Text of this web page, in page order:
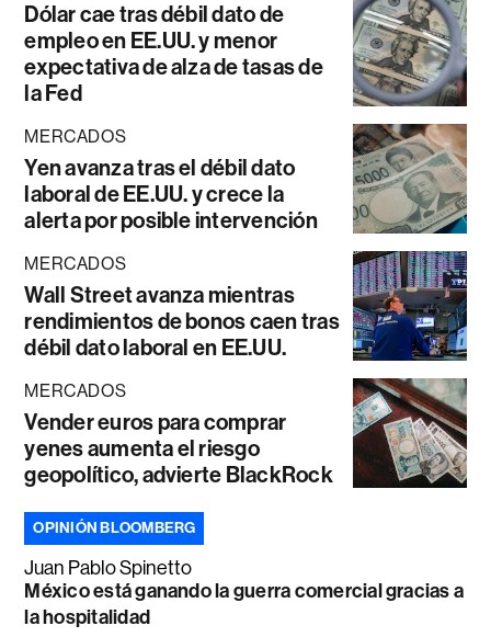
Dólar cae tras débil dato de
empleo en EE.UU. y menor
expectativa de alza de tasas de
la Fed
MERCADOS
Yen avanza tras el débil dato
laboral de EE.UU. y crece la
alerta por posible intervención
MERCADOS
Wall Street avanza mientras
rendimientos de bonos caen tras
débil dato laboral en EE.UU.
MERCADOS
Vender euros para comprar
yenes aumenta el riesgo
geopolítico, advierte BlackRock
OPINIÓN BLOOMBERG
Juan Pablo Spinetto
México está ganando la guerra comercial gracias a
la hospitalidad